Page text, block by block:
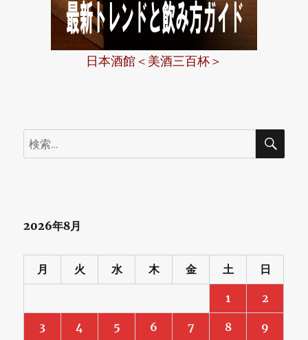
日本酒館＜美酒三百杯＞
検
索:
検
2026年8月
月 火 水 木 金 土 日
1 2
3 4 5 6 7 8 9